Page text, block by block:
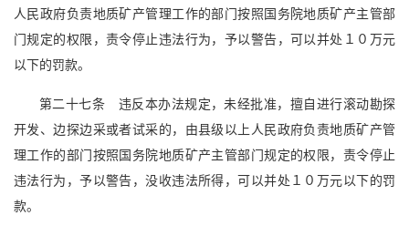
人民政府负责地质矿产管理工作的部门按照国务院地质矿产主管部
门规定的权限，责令停止违法行为，予以警告，可以并处１０万元
以下的罚款。
第二十七条 违反本办法规定，未经批准，擅自进行滚动勘探
开发、边探边采或者试采的，由县级以上人民政府负责地质矿产管
理工作的部门按照国务院地质矿产主管部门规定的权限，责令停止
违法行为，予以警告，没收违法所得，可以并处１０万元以下的罚
款。